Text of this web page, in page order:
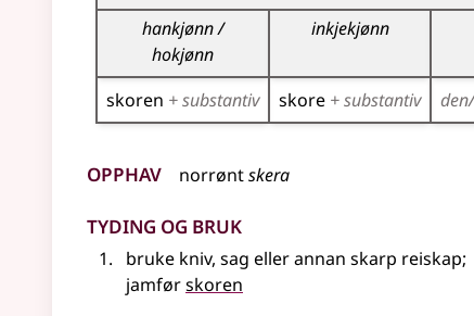
hankjønn /
hokjønn
inkjekjønn
skoren + substantiv skore + substantiv
Opphav norrøntskera
Tyding og bruk
bruke kniv, sag ellerannan skarp reiskap;
jamførskoren